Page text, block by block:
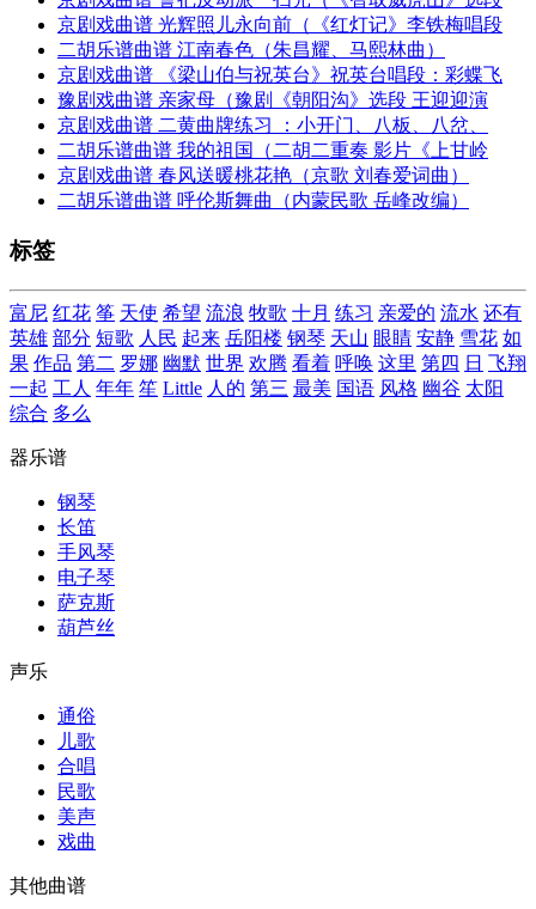
京剧戏曲谱 光辉照儿永向前（《红灯记》李铁梅唱段
二胡乐谱曲谱 江南春色（朱昌耀、马熙林曲）
京剧戏曲谱 《梁山伯与祝英台》祝英台唱段：彩蝶飞
豫剧戏曲谱 亲家母（豫剧《朝阳沟》选段 王迎迎演
京剧戏曲谱 二黄曲牌练习 ：小开门、八板、八岔、
二胡乐谱曲谱 我的祖国（二胡二重奏 影片《上甘岭
京剧戏曲谱 春风送暖桃花艳（京歌 刘春爱词曲）
二胡乐谱曲谱 呼伦斯舞曲（内蒙民歌 岳峰改编）
标签
富尼 红花 筝 天使 希望 流浪 牧歌 十月 练习 亲爱的 流水 还有
英雄 部分 短歌 人民 起来 岳阳楼 钢琴 天山 眼睛 安静 雪花 如
果 作品 第二 罗娜 幽默 世界 欢腾 看着 呼唤 这里 第四 日 飞翔
一起 工人 年年 笙 Little 人的 第三 最美 国语 风格 幽谷 太阳
综合 多么
器乐谱
钢琴
长笛
手风琴
电子琴
萨克斯
葫芦丝
声乐
通俗
儿歌
合唱
民歌
美声
戏曲
其他曲谱